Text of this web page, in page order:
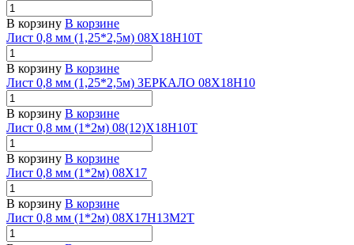
В корзину В корзине
Лист 0,8 мм (1,25*2,5м) 08Х18Н10Т
В корзину В корзине
Лист 0,8 мм (1,25*2,5м) ЗЕРКАЛО 08Х18Н10
В корзину В корзине
Лист 0,8 мм (1*2м) 08(12)Х18Н10Т
В корзину В корзине
Лист 0,8 мм (1*2м) 08Х17
В корзину В корзине
Лист 0,8 мм (1*2м) 08Х17Н13М2Т